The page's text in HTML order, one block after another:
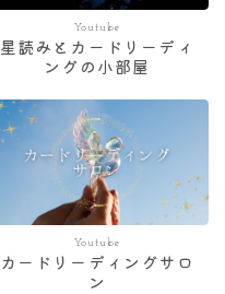
Youtube
星読みとカードリーディ
ングの小部屋
Youtube
カードリーディングサロ
ン